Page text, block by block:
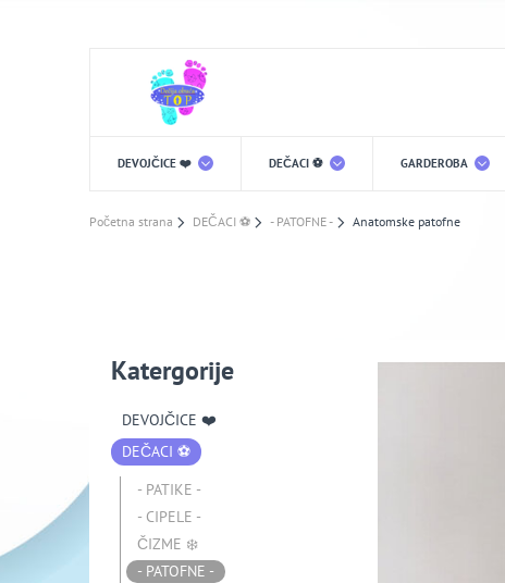
DEVOJČICE ❤️ DEČACI ⚽️ GARDEROBA
Početna strana DEČACI ⚽️ - PATOFNE - Anatomske patofne
Katergorije
DEVOJČICE ❤️
DEČACI ⚽️
- PATIKE -
- CIPELE -
ČIZME ❄️
- PATOFNE -